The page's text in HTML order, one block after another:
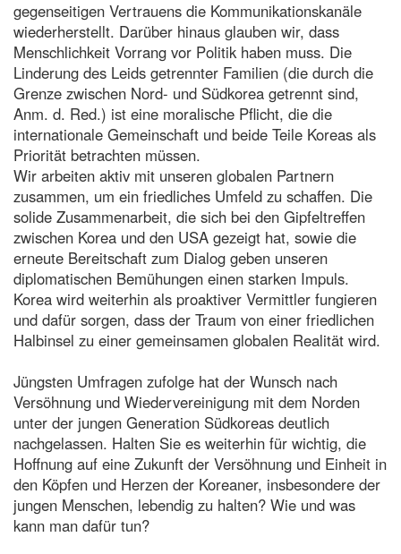
gegenseitigen Vertrauens die Kommunikationskanäle
wiederherstellt. Darüber hinaus glauben wir, dass
Menschlichkeit Vorrang vor Politik haben muss. Die
Linderung des Leids getrennter Familien (die durch die
Grenze zwischen Nord- und Südkorea getrennt sind,
Anm. d. Red.) ist eine moralische Pflicht, die die
internationale Gemeinschaft und beide Teile Koreas als
Priorität betrachten müssen.
Wir arbeiten aktiv mit unseren globalen Partnern
zusammen, um ein friedliches Umfeld zu schaffen. Die
solide Zusammenarbeit, die sich bei den Gipfeltreffen
zwischen Korea und den USA gezeigt hat, sowie die
erneute Bereitschaft zum Dialog geben unseren
diplomatischen Bemühungen einen starken Impuls.
Korea wird weiterhin als proaktiver Vermittler fungieren
und dafür sorgen, dass der Traum von einer friedlichen
Halbinsel zu einer gemeinsamen globalen Realität wird.
Jüngsten Umfragen zufolge hat der Wunsch nach
Versöhnung und Wiedervereinigung mit dem Norden
unter der jungen Generation Südkoreas deutlich
nachgelassen. Halten Sie es weiterhin für wichtig, die
Hoffnung auf eine Zukunft der Versöhnung und Einheit in
den Köpfen und Herzen der Koreaner, insbesondere der
jungen Menschen, lebendig zu halten? Wie und was
kann man dafür tun?